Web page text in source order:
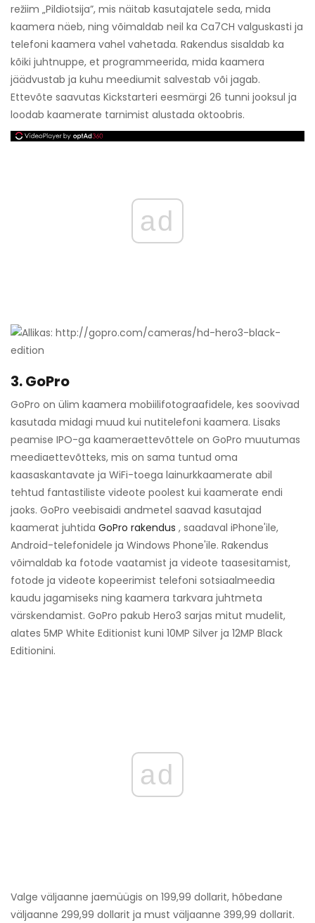
režiim „Pildiotsija”, mis näitab kasutajatele seda, mida
kaamera näeb, ning võimaldab neil ka Ca7CH valguskasti ja
telefoni kaamera vahel vahetada. Rakendus sisaldab ka
kõiki juhtnuppe, et programmeerida, mida kaamera
jäädvustab ja kuhu meediumit salvestab või jagab.
Ettevõte saavutas Kickstarteri eesmärgi 26 tunni jooksul ja
loodab kaamerate tarnimist alustada oktoobris.
ad
3. GoPro
GoPro on ülim kaamera mobiilifotograafidele, kes soovivad
kasutada midagi muud kui nutitelefoni kaamera. Lisaks
peamise IPO-ga kaameraettevõttele on GoPro muutumas
meediaettevõtteks, mis on sama tuntud oma
kaasaskantavate ja WiFi-toega lainurkkaamerate abil
tehtud fantastiliste videote poolest kui kaamerate endi
jaoks. GoPro veebisaidi andmetel saavad kasutajad
kaamerat juhtida GoPro rakendus , saadaval iPhone'ile,
Android-telefonidele ja Windows Phone'ile. Rakendus
võimaldab ka fotode vaatamist ja videote taasesitamist,
fotode ja videote kopeerimist telefoni sotsiaalmeedia
kaudu jagamiseks ning kaamera tarkvara juhtmeta
värskendamist. GoPro pakub Hero3 sarjas mitut mudelit,
alates 5MP White Editionist kuni 10MP Silver ja 12MP Black
Editionini.
ad
Valge väljaanne jaemüügis on 199,99 dollarit, hõbedane
väljaanne 299,99 dollarit ja must väljaanne 399,99 dollarit.